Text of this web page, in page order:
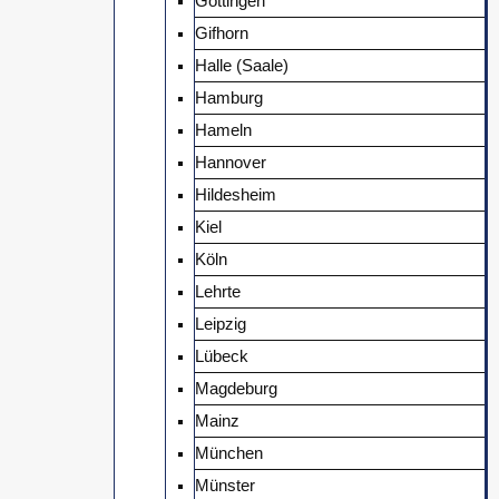
Gifhorn
Halle (Saale)
Hamburg
Hameln
Hannover
Hildesheim
Kiel
Köln
Lehrte
Leipzig
Lübeck
Magdeburg
Mainz
München
Münster